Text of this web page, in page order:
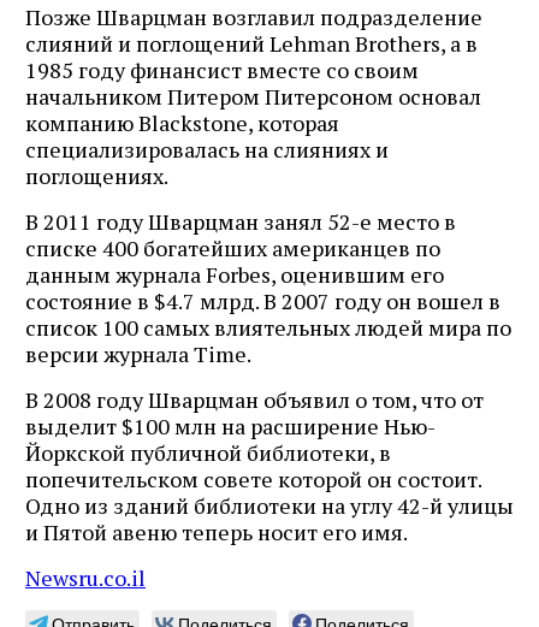
Позже Шварцман возглавил подразделение
слияний и поглощений Lehman Brothers, а в
1985 году финансист вместе со своим
начальником Питером Питерсоном основал
компанию Blackstone, которая
специализировалась на слияниях и
поглощениях.
В 2011 году Шварцман занял 52-е место в
списке 400 богатейших американцев по
данным журнала Forbes, оценившим его
состояние в $4.7 млрд. В 2007 году он вошел в
список 100 самых влиятельных людей мира по
версии журнала Time.
В 2008 году Шварцман объявил о том, что от
выделит $100 млн на расширение Нью-
Йоркской публичной библиотеки, в
попечительском совете которой он состоит.
Одно из зданий библиотеки на углу 42-й улицы
и Пятой авеню теперь носит его имя.
Newsru.co.il